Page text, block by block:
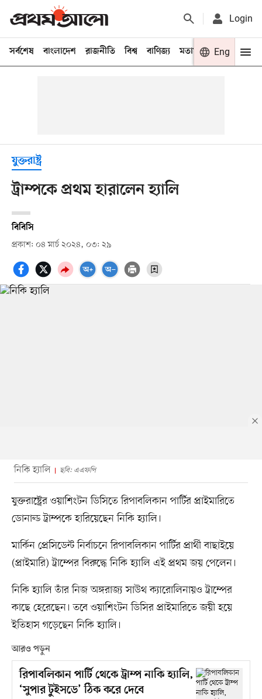
Login
সর্বশেষ বাংলাদেশ রাজনীতি বিশ্ব বাণিজ্য মতামত খেলা
Eng
যুক্তরাষ্ট্র
ট্রাম্পকে প্রথম হারালেন হ্যালি
বিবিসি
প্রকাশ: ০৪ মার্চ ২০২৪, ০৩: ২৯
নিকি হ্যালি ছবি: এএফপি
যুক্তরাষ্ট্রের ওয়াশিংটন ডিসিতে রিপাবলিকান পার্টির প্রাইমারিতে
ডোনাল্ড ট্রাম্পকে হারিয়েছেন নিকি হ্যালি।
মার্কিন প্রেসিডেন্ট নির্বাচনে রিপাবলিকান পার্টির প্রার্থী বাছাইয়ে
(প্রাইমারি) ট্রাম্পের বিরুদ্ধে নিকি হ্যালি এই প্রথম জয় পেলেন।
নিকি হ্যালি তাঁর নিজ অঙ্গরাজ্য সাউথ ক্যারোলিনায়ও ট্রাম্পের
কাছে হেরেছেন। তবে ওয়াশিংটন ডিসির প্রাইমারিতে জয়ী হয়ে
ইতিহাস গড়েছেন নিকি হ্যালি।
আরও পড়ুন
রিপাবলিকান পার্টি থেকে ট্রাম্প নাকি হ্যালি,
‘সুপার টুইসডে’ ঠিক করে দেবে